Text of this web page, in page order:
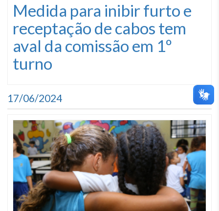
Medida para inibir furto e
receptação de cabos tem
aval da comissão em 1º
turno
17/06/2024